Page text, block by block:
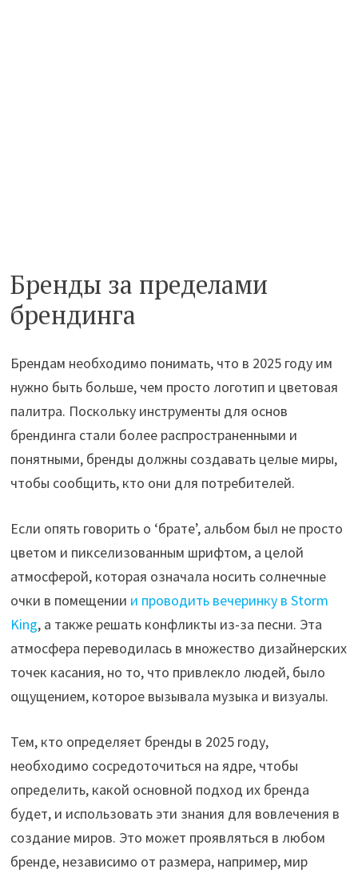
Бренды за пределами
брендинга
Брендам необходимо понимать, что в 2025 году им
нужно быть больше, чем просто логотип и цветовая
палитра. Поскольку инструменты для основ
брендинга стали более распространенными и
понятными, бренды должны создавать целые миры,
чтобы сообщить, кто они для потребителей.
Если опять говорить о ‘брате’, альбом был не просто
цветом и пикселизованным шрифтом, а целой
атмосферой, которая означала носить солнечные
очки в помещении и проводить вечеринку в Storm
King, а также решать конфликты из-за песни. Эта
атмосфера переводилась в множество дизайнерских
точек касания, но то, что привлекло людей, было
ощущением, которое вызывала музыка и визуалы.
Тем, кто определяет бренды в 2025 году,
необходимо сосредоточиться на ядре, чтобы
определить, какой основной подход их бренда
будет, и использовать эти знания для вовлечения в
создание миров. Это может проявляться в любом
бренде, независимо от размера, например, мир